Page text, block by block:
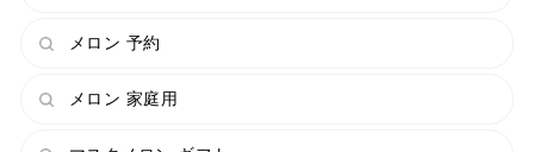
メロン 予約
メロン 家庭用